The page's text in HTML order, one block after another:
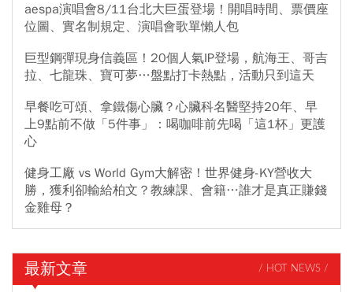
aespa演唱會8/11台北大巨蛋登場！開唱時間、票價座
位圖、實名制規定、演唱會歌單懶人包
巨型鋼彈現身信義區！20個人氣IP登場，航海王、哥吉
拉、七龍珠、寶可夢…盤點打卡熱點，活動只到這天
早餐吃可頌、拿鐵傷心臟？心臟科名醫堅持20年、早
上9點前不做「5件事」：喝咖啡前先喝「這1杯」更護
心
健身工廠 vs World Gym大解密！世界健身-KY營收大
勝，獲利卻輸給柏文？教練課、會籍…誰才是真正賺錢
金雞母？
最新文章 / HOT NEWS /